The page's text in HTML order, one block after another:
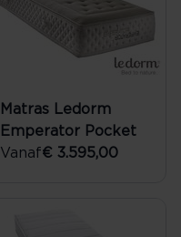
Matras Ledorm
Emperator Pocket
Vanaf€ 3.595,00